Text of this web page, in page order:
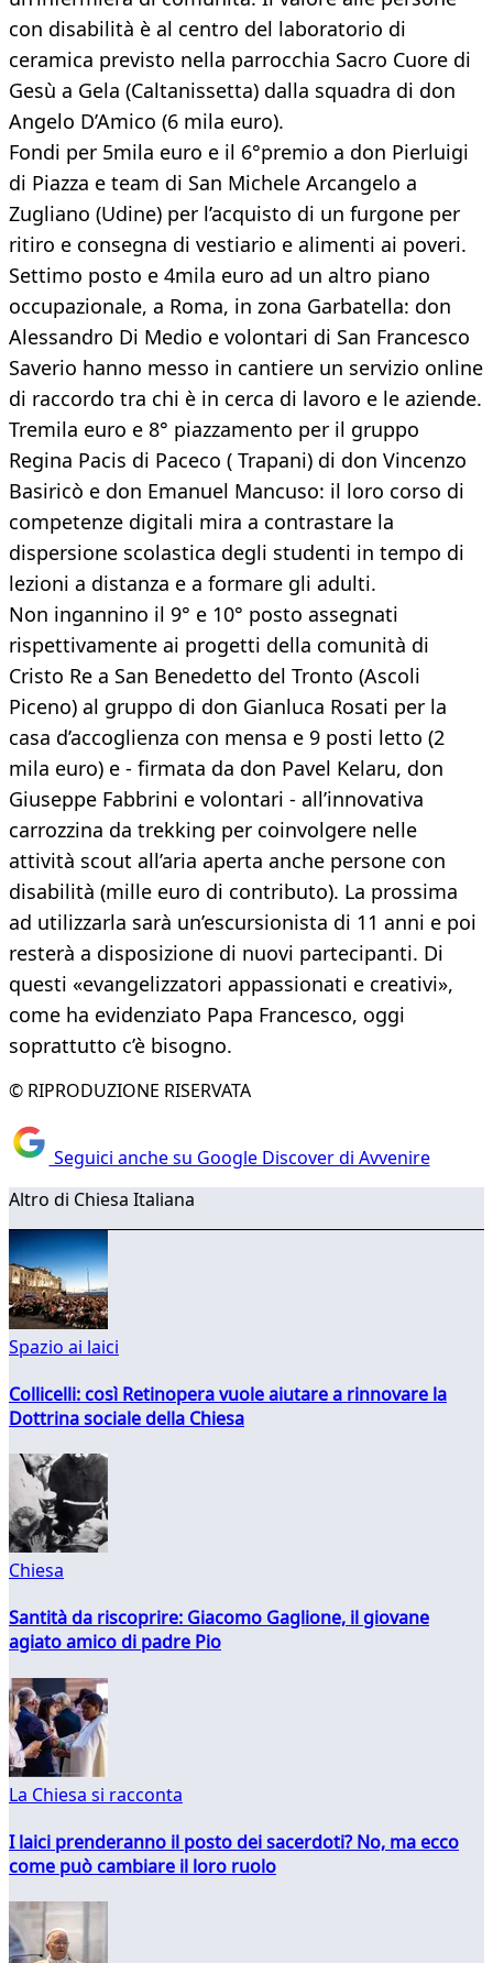
con disabilità è al centro del laboratorio di
ceramica previsto nella parrocchia Sacro Cuore di
Gesù a Gela (Caltanissetta) dalla squadra di don
Angelo D’Amico (6 mila euro).
Fondi per 5mila euro e il 6°premio a don Pierluigi
di Piazza e team di San Michele Arcangelo a
Zugliano (Udine) per l’acquisto di un furgone per
ritiro e consegna di vestiario e alimenti ai poveri.
Settimo posto e 4mila euro ad un altro piano
occupazionale, a Roma, in zona Garbatella: don
Alessandro Di Medio e volontari di San Francesco
Saverio hanno messo in cantiere un servizio online
di raccordo tra chi è in cerca di lavoro e le aziende.
Tremila euro e 8° piazzamento per il gruppo
Regina Pacis di Paceco ( Trapani) di don Vincenzo
Basiricò e don Emanuel Mancuso: il loro corso di
competenze digitali mira a contrastare la
dispersione scolastica degli studenti in tempo di
lezioni a distanza e a formare gli adulti.
Non ingannino il 9° e 10° posto assegnati
rispettivamente ai progetti della comunità di
Cristo Re a San Benedetto del Tronto (Ascoli
Piceno) al gruppo di don Gianluca Rosati per la
casa d’accoglienza con mensa e 9 posti letto (2
mila euro) e - firmata da don Pavel Kelaru, don
Giuseppe Fabbrini e volontari - all’innovativa
carrozzina da trekking per coinvolgere nelle
attività scout all’aria aperta anche persone con
disabilità (mille euro di contributo). La prossima
ad utilizzarla sarà un’escursionista di 11 anni e poi
resterà a disposizione di nuovi partecipanti. Di
questi «evangelizzatori appassionati e creativi»,
come ha evidenziato Papa Francesco, oggi
soprattutto c’è bisogno.
© RIPRODUZIONE RISERVATA
Seguici anche su Google Discover di Avvenire
Altro di Chiesa Italiana
Spazio ai laici
Collicelli: così Retinopera vuole aiutare a rinnovare la
Dottrina sociale della Chiesa
Chiesa
Santità da riscoprire: Giacomo Gaglione, il giovane
agiato amico di padre Pio
La Chiesa si racconta
I laici prenderanno il posto dei sacerdoti? No, ma ecco
come può cambiare il loro ruolo